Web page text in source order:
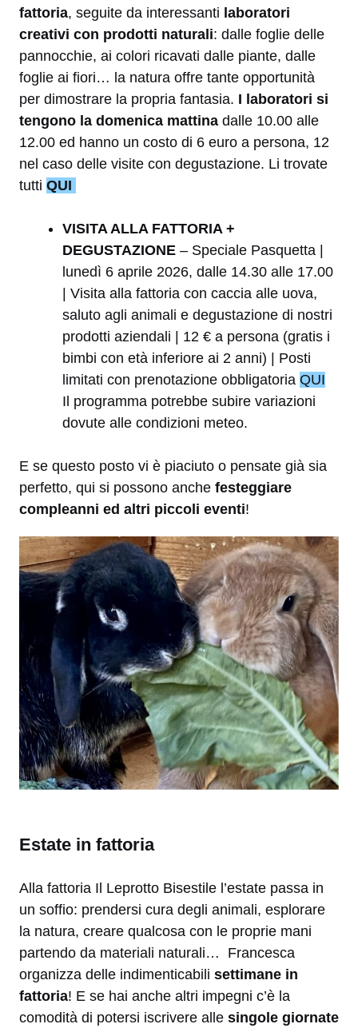
fattoria, seguite da interessanti laboratori
creativi con prodotti naturali: dalle foglie delle
pannocchie, ai colori ricavati dalle piante, dalle
foglie ai fiori… la natura offre tante opportunità
per dimostrare la propria fantasia. I laboratori si
tengono la domenica mattina dalle 10.00 alle
12.00 ed hanno un costo di 6 euro a persona, 12
nel caso delle visite con degustazione. Li trovate
tutti QUI
VISITA ALLA FATTORIA +
DEGUSTAZIONE – Speciale Pasquetta |
lunedì 6 aprile 2026, dalle 14.30 alle 17.00
| Visita alla fattoria con caccia alle uova,
saluto agli animali e degustazione di nostri
prodotti aziendali | 12 € a persona (gratis i
bimbi con età inferiore ai 2 anni) | Posti
limitati con prenotazione obbligatoria QUI
Il programma potrebbe subire variazioni
dovute alle condizioni meteo.
E se questo posto vi è piaciuto o pensate già sia
perfetto, qui si possono anche festeggiare
compleanni ed altri piccoli eventi!
Estate in fattoria
Alla fattoria Il Leprotto Bisestile l’estate passa in
un soffio: prendersi cura degli animali, esplorare
la natura, creare qualcosa con le proprie mani
partendo da materiali naturali… Francesca
organizza delle indimenticabili settimane in
fattoria! E se hai anche altri impegni c’è la
comodità di potersi iscrivere alle singole giornate